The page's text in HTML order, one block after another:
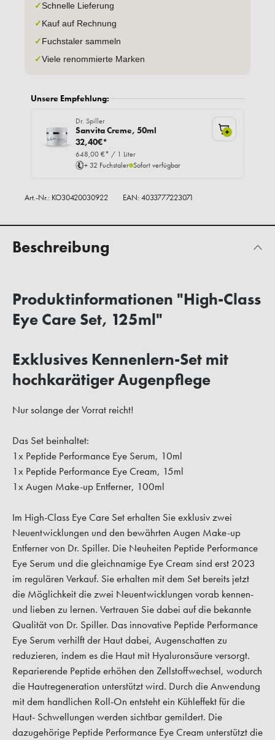
✓Schnelle Lieferung
✓Kauf auf Rechnung
✓Fuchstaler sammeln
✓Viele renommierte Marken
Unsere Empfehlung:
Dr. Spiller
Sanvita Creme, 50ml
32,40€*
648,00 €* / 1 Liter
+ 32 Fuchstaler Sofort verfügbar
+
Art.-Nr.: KO30420030922 EAN: 4033777223071
Beschreibung
Produktinformationen "High-Class
Eye Care Set, 125ml"
Exklusives Kennenlern-Set mit
hochkarätiger Augenpflege
Nur solange der Vorrat reicht!
Das Set beinhaltet:
1x Peptide Performance Eye Serum, 10ml
1x Peptide Performance Eye Cream, 15ml
1x Augen Make-up Entferner, 100ml
Im High-Class Eye Care Set erhalten Sie exklusiv zwei
Neuentwicklungen und den bewährten Augen Make-up
Entferner von Dr. Spiller. Die Neuheiten Peptide Performance
Eye Serum und die gleichnamige Eye Cream sind erst 2023
im regulären Verkauf. Sie erhalten mit dem Set bereits jetzt
die Möglichkeit die zwei Neuentwicklungen vorab kennen-
und lieben zu lernen. Vertrauen Sie dabei auf die bekannte
Qualität von Dr. Spiller. Das innovative Peptide Performance
Eye Serum verhilft der Haut dabei, Augenschatten zu
reduzieren, indem es die Haut mit Hyaluronsäure versorgt.
Reparierende Peptide erhöhen den Zellstoffwechsel, wodurch
die Hautregeneration unterstützt wird. Durch die Anwendung
mit dem handlichen Roll-On entsteht ein Kühleffekt für die
Haut- Schwellungen werden sichtbar gemildert. Die
dazugehörige Peptide Performance Eye Cream unterstützt die